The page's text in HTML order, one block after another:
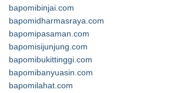
bapomibinjai.com
bapomidharmasraya.com
bapomipasaman.com
bapomisijunjung.com
bapomibukittinggi.com
bapomibanyuasin.com
bapomilahat.com